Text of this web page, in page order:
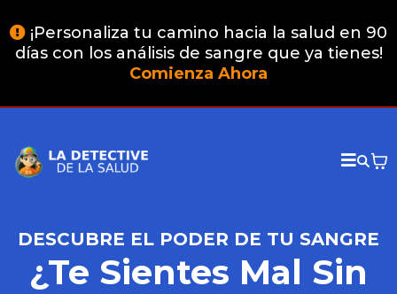
¡Personaliza tu camino hacia la salud en 90
días con los análisis de sangre que ya tienes!
Comienza Ahora
DESCUBRE EL PODER DE TU SANGRE
¿Te Sientes Mal Sin